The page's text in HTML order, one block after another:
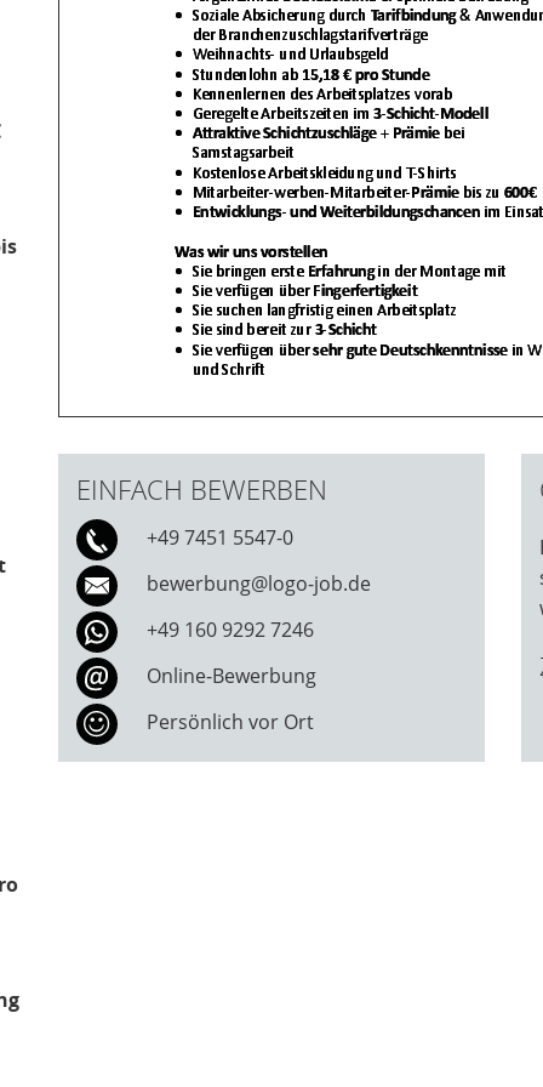
EINFACH BEWERBEN
+49 7451 5547-0
bewerbung@logo-job.de
+49 160 9292 7246
Online-Bewerbung
Persönlich vor Ort